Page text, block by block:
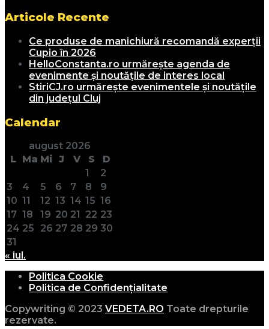
Articole Recente
Ce produse de manichiură recomandă experții
Cupio în 2026
HelloConstanta.ro urmărește agenda de
evenimente și noutățile de interes local
StiriCJ.ro urmărește evenimentele și noutățile
din județul Cluj
Calendar
august 2026
L Ma Mi J V S
D
1
2
3
4 5 6 7 8
9
10 11 12 13 14 15 16
17 18 19 20 21 22 23
24 25 26 27 28 29 30
31
« iul.
Politica Cookie
Politica de Confidențialitate
Copywriting © 2023 VEDETA.RO Toate drepturile
rezervate.